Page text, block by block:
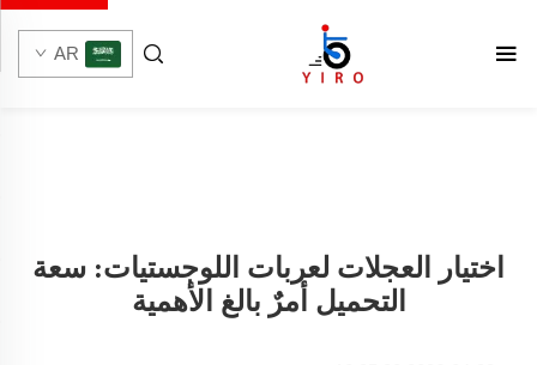
AR
اختيار العجلات لعربات اللوجستيات: سعة
التحميل أمرٌ بالغ الأهمية